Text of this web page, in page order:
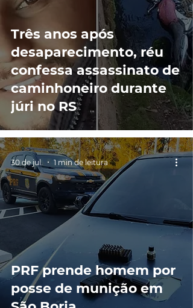
Três anos após
desaparecimento, réu
confessa assassinato de
caminhoneiro durante
júri no RS
PRF prende homem por
posse de munição em
30 de jul. 1 min de leitura